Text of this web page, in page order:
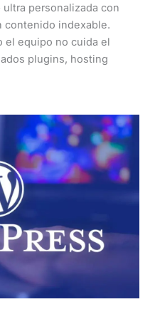
personalizada con
contenido indexable.
el equipo no cuida el
plugins, hosting